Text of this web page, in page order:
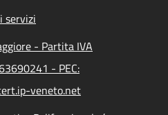
servizi
- Partita IVA
- PEC:
veneto.net